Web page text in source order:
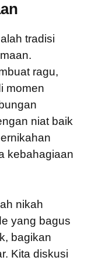
tradisi
ragu,
momen
niat baik
kebahagiaan
nikah
yang bagus
bagikan
Kita diskusi